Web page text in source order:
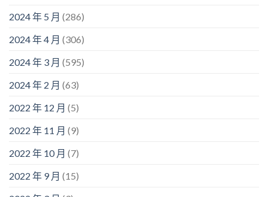
2024 年 5 月 (286)
2024 年 4 月 (306)
2024 年 3 月 (595)
2024 年 2 月 (63)
2022 年 12 月 (5)
2022 年 11 月 (9)
2022 年 10 月 (7)
2022 年 9 月 (15)